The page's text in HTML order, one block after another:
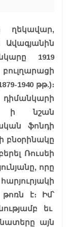
ղեկավար,
1919
1940 թթ.)։
ի նշան
ֆոնդի
բնօրինակը
Ռուսեի
որը
է։ Իմ՝
եւ
այն